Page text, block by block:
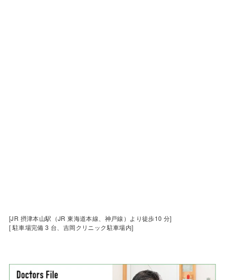
[JR 摂津本山駅（JR 東海道本線、神戸線）より徒歩10 分]
[ 駐車場完備 3 台、吉岡クリニック駐車場内]